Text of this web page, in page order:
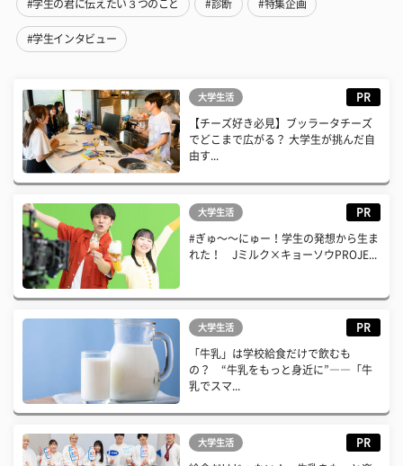
#学生の君に伝えたい３つのこと #診断 #特集企画
#学生インタビュー
大学生活 PR
【チーズ好き必見】ブッラータチーズ
でどこまで広がる？ 大学生が挑んだ自
由す...
大学生活 PR
#ぎゅ〜〜にゅー！学生の発想から生ま
れた！ Jミルク×キョーソウPROJE...
大学生活 PR
「牛乳」は学校給食だけで飲むも
の？ “牛乳をもっと身近に”――「牛
乳でスマ...
大学生活 PR